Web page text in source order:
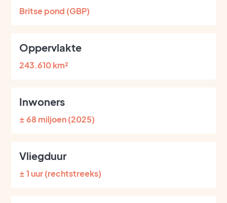
Britse pond (GBP)
Oppervlakte
243.610 km²
Inwoners
± 68 miljoen (2025)
Vliegduur
± 1 uur (rechtstreeks)